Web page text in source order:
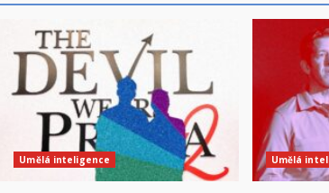
Umělá inteligence Umělá